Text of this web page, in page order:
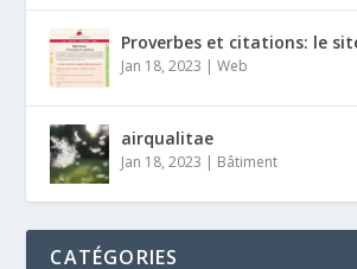
Proverbes et citations: le
Jan 18, 2023 |Web
airqualitae
Jan 18, 2023 | Bâtiment
CATÉGORIES